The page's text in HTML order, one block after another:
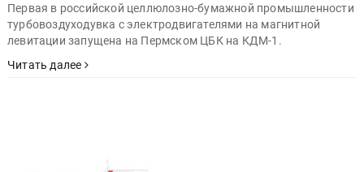
Первая в российской целлюлозно-бумажной промышленности
турбовоздуходувка с электродвигателями на магнитной
левитации запущена на Пермском ЦБК на КДМ-1.
Читать далее